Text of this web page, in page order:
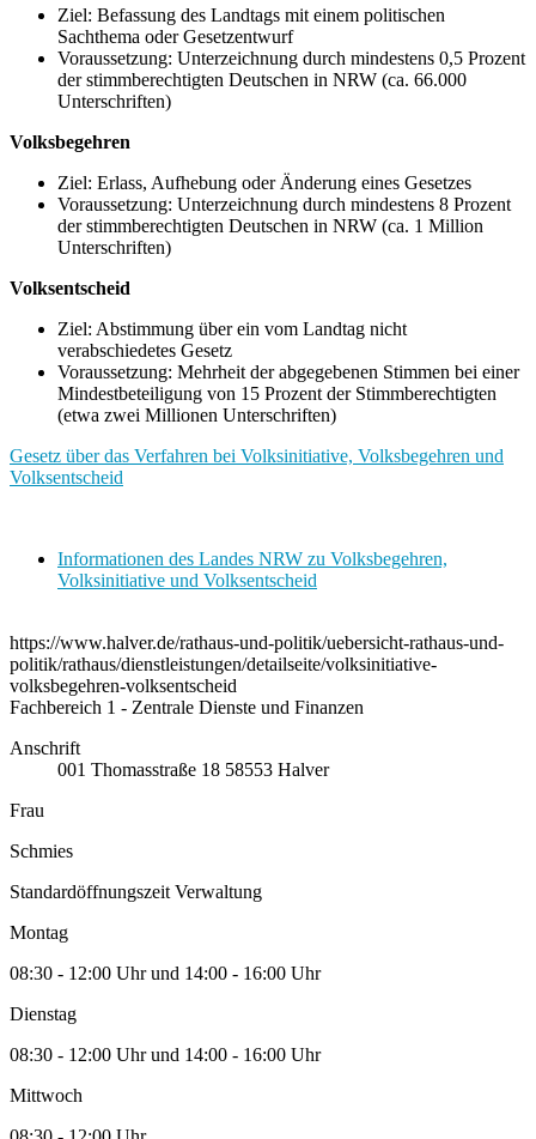
Ziel: Befassung des Landtags mit einem politischen
Sachthema oder Gesetzentwurf
Voraussetzung: Unterzeichnung durch mindestens 0,5 Prozent
der stimmberechtigten Deutschen in NRW (ca. 66.000
Unterschriften)
Volksbegehren
Ziel: Erlass, Aufhebung oder Änderung eines Gesetzes
Voraussetzung: Unterzeichnung durch mindestens 8 Prozent
der stimmberechtigten Deutschen in NRW (ca. 1 Million
Unterschriften)
Volksentscheid
Ziel: Abstimmung über ein vom Landtag nicht
verabschiedetes Gesetz
Voraussetzung: Mehrheit der abgegebenen Stimmen bei einer
Mindestbeteiligung von 15 Prozent der Stimmberechtigten
(etwa zwei Millionen Unterschriften)
Gesetz über das Verfahren bei Volksinitiative, Volksbegehren und
Volksentscheid
Informationen des Landes NRW zu Volksbegehren,
Volksinitiative und Volksentscheid
https://www.halver.de/rathaus-und-politik/uebersicht-rathaus-und-
politik/rathaus/dienstleistungen/detailseite/volksinitiative-
volksbegehren-volksentscheid
Fachbereich 1 - Zentrale Dienste und Finanzen
Anschrift
001 Thomasstraße 18 58553 Halver
Frau
Schmies
Standardöffnungszeit Verwaltung
Montag
08:30 - 12:00 Uhr und 14:00 - 16:00 Uhr
Dienstag
08:30 - 12:00 Uhr und 14:00 - 16:00 Uhr
Mittwoch